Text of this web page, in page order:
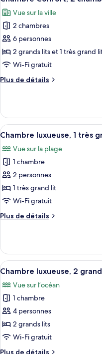
lits
lits
toutes
les
photos
pour
ce
type
chambre :
2
chambres
Vue sur la ville
2 chambres
6 personnes
2 grands lits et 1 très grand
Wi-Fi gratuit
Plus de détails
Plus
Chambre
Confort,
2
Afficher
toutes
les
photos
pour
ce
type
chambre :
très
lit
8
Chambre luxueuse, 1 très
Vue sur la plage
1 chambre
2 personnes
1 très grand lit
Wi-Fi gratuit
Plus de détails
Plus
Chambre
luxueuse,
1
grand
lit
Afficher
toutes
les
photos
pour
ce
type
7
Chambre luxueuse, 2
Vue sur l’océan
1 chambre
4 personnes
2 grands lits
Wi-Fi gratuit
Plus de détails
Plus